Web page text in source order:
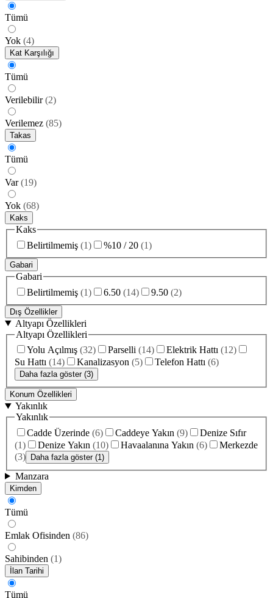
Tümü
Yok (4)
Kat Karşılığı
Tümü
Verilebilir (2)
Verilemez (85)
Takas
Tümü
Var (19)
Yok (68)
Kaks
Kaks
Belirtilmemiş (1) %10 / 20 (1)
Gabari
Gabari
Belirtilmemiş (1) 6.50 (14) 9.50 (2)
Dış Özellikler
Altyapı Özellikleri
Altyapı Özellikleri
Yolu Açılmış (32) Parselli (14) Elektrik Hattı (12)
Su Hattı (14) Kanalizasyon (5) Telefon Hattı (6)
Daha fazla göster (3)
Konum Özellikleri
Yakınlık
Yakınlık
Cadde Üzerinde (6) Caddeye Yakın (9)
Denize Sıfır
(1) Denize Yakın (10) Havaalanına Yakın (6)
Merkezde
(3) Daha fazla göster (1)
Manzara
Kimden
Tümü
Emlak Ofisinden (86)
Sahibinden (1)
İlan Tarihi
Tümü